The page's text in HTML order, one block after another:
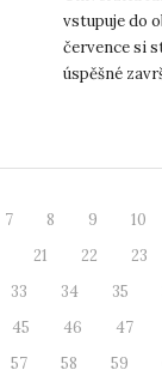
vstupuje do
července si
úspěšné
7 8 9 10
21 22 23
33 34 35
45 46 47
57 58 59